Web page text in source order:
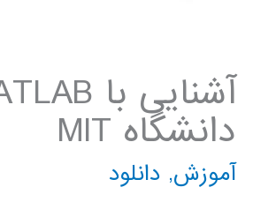
دانشگاه MIT
آموزش, دانلود